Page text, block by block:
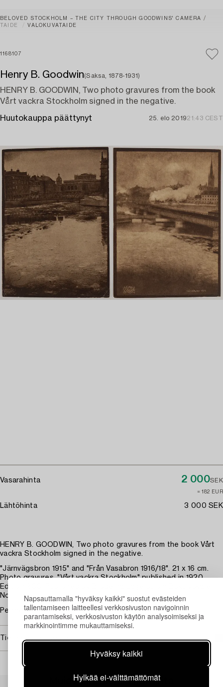
Napsauttamalla "hyväksy kaikki" suostut evästeiden
tallentamiseen laitteellesi verkkosivuston navigoinnin
parantamiseksi, verkkosivuston käytön analysoimiseksi ja
markkinointimme mukauttamiseksi.
Hyväksy kaikki
Hylkää ei-välttämättömät
BELOVED STOCKHOLM – THE CITY THROUGH GOODWINS' CAMERA
TAIDE
VALOKUVATAIDE
1168107
Henry B. Goodwin(Saksa, 1878-1931)
HENRY B. GOODWIN, Two photo gravures from the book
Vårt vackra Stockholm signed in the negative.
Huutokauppa päättynyt 25. elo 201921:43 CEST
Vasarahinta 2 000SEK
≈ 182 EUR
Lähtöhinta 3 000 SEK
HENRY B. GOODWIN, Two photo gravures from the book Vårt
vackra Stockholm signed in the negative.
"Järnvägsbron 1915" and "Från Vasabron 1916/18". 21 x 16 cm.
Photo gravures. "Vårt vackra Stockholm" published in 1920.
Edition 200. Published by Bröderna Lagerström Boktryckare.
Not framed.
Pehmeät kulmat. Taitoksen jälki.
Tietoa ostamisesta
Muiden katsomia kohteita